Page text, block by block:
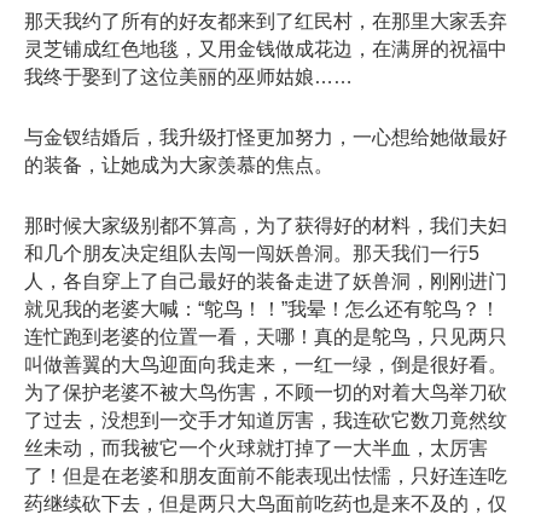
那天我约了所有的好友都来到了红民村，在那里大家丢弃
灵芝铺成红色地毯，又用金钱做成花边，在满屏的祝福中
我终于娶到了这位美丽的巫师姑娘……
与金钗结婚后，我升级打怪更加努力，一心想给她做最好
的装备，让她成为大家羡慕的焦点。
那时候大家级别都不算高，为了获得好的材料，我们夫妇
和几个朋友决定组队去闯一闯妖兽洞。那天我们一行5
人，各自穿上了自己最好的装备走进了妖兽洞，刚刚进门
就见我的老婆大喊：“鸵鸟！！”我晕！怎么还有鸵鸟？！
连忙跑到老婆的位置一看，天哪！真的是鸵鸟，只见两只
叫做善翼的大鸟迎面向我走来，一红一绿，倒是很好看。
为了保护老婆不被大鸟伤害，不顾一切的对着大鸟举刀砍
了过去，没想到一交手才知道厉害，我连砍它数刀竟然纹
丝未动，而我被它一个火球就打掉了一大半血，太厉害
了！但是在老婆和朋友面前不能表现出怯懦，只好连连吃
药继续砍下去，但是两只大鸟面前吃药也是来不及的，仅